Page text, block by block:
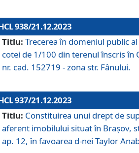
938/21.12.2023
Titlu: Trecerea în domeniul public
cotei de 1/100 din terenul înscris în
nr. cad. 152719 - zona str. Fânului.
937/21.12.2023
Titlu: Constituirea unui drept de
aferent imobilului situat în Brașov,
ap. 12, în favoarea d-nei Taylor